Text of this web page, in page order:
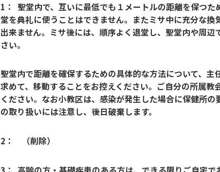
1：
聖堂内で、互いに最低でも１メートルの距離を保つ
堂を典礼に使うことはできません。またミサ中に充分な換
出来ません。ミサ後には、順序よく退堂し、聖堂内や周
さい。
聖堂内で距離を確保するための具体的な方法について、
求めて、移動することをお控えください。ご自分の所属
ください。なお小教区は、感染が発生した場合に保健所
の取り扱いには注意し、後日破棄します。
2： （削除）